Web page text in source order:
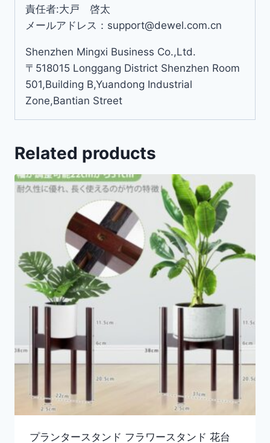
責任者:大戸 啓太
メールアドレス：support@dewel.com.cn
Shenzhen Mingxi Business Co.,Ltd.
〒518015 Longgang District Shenzhen Room
501,Building B,Yuandong Industrial
Zone,Bantian Street
Related products
プランタースタンド フラワースタンド 花台